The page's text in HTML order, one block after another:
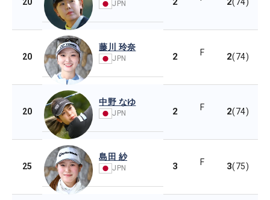
20 JPN (74)
20
藤川 玲奈
JPN 2 F 2(74)
20
中野 なゆ
JPN 2 F 2(74)
25
島田 紗
JPN 3 F 3(75)